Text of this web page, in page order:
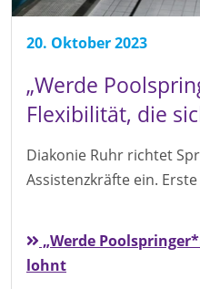
20. Oktober 2023
„Werde
Flexibilität, die
Diakonie Ruhr richtet
Assistenzkräfte ein.
„Werde
lohnt